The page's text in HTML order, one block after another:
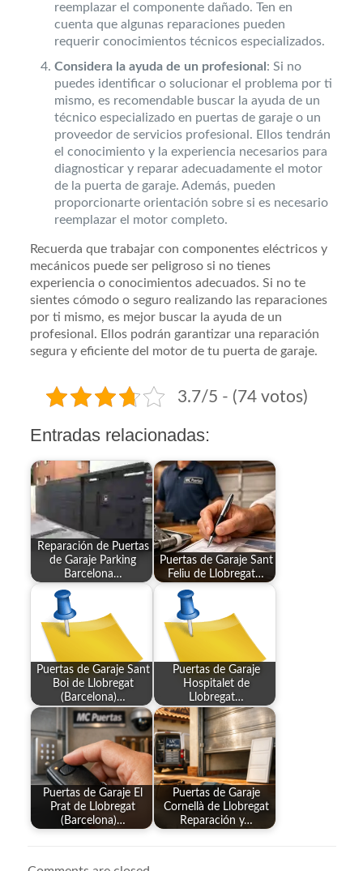
reemplazar el componente dañado. Ten en
cuenta que algunas reparaciones pueden
requerir conocimientos técnicos especializados.
Considera la ayuda de un profesional : Si no
puedes identificar o solucionar el problema por ti
mismo, es recomendable buscar la ayuda de un
técnico especializado en puertas de garaje o un
proveedor de servicios profesional. Ellos tendrán
el conocimiento y la experiencia necesarios para
diagnosticar y reparar adecuadamente el motor
de la puerta de garaje. Además, pueden
proporcionarte orientación sobre si es necesario
reemplazar el motor completo.
Recuerda que trabajar con componentes eléctricos y
mecánicos puede ser peligroso si no tienes
experiencia o conocimientos adecuados. Si no te
sientes cómodo o seguro realizando las reparaciones
por ti mismo, es mejor buscar la ayuda de un
profesional. Ellos podrán garantizar una reparación
segura y eficiente del motor de tu puerta de garaje.
3.7/5 - (74 votos)
Entradas relacionadas:
Reparación de Puertas
de Garaje Parking
Barcelona…
Puertas de Garaje Sant
Feliu de Llobregat…
Puertas de Garaje Sant
Boi de Llobregat
(Barcelona)…
Puertas de Garaje
Hospitalet de
Llobregat…
Puertas de Garaje El
Prat de Llobregat
(Barcelona)…
Puertas de Garaje
Cornellà de Llobregat
Reparación y…